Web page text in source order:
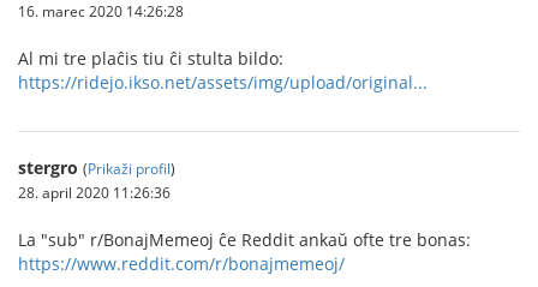
16. marec 2020 14:26:28
Al mi tre plaĉis tiu ĉi stulta bildo:
https://ridejo.ikso.net/assets/img/upload/original...
stergro (Prikaži profil)
28. april 2020 11:26:36
La "sub" r/BonajMemeoj ĉe Reddit ankaŭ ofte tre bonas:
https://www.reddit.com/r/bonajmemeoj/